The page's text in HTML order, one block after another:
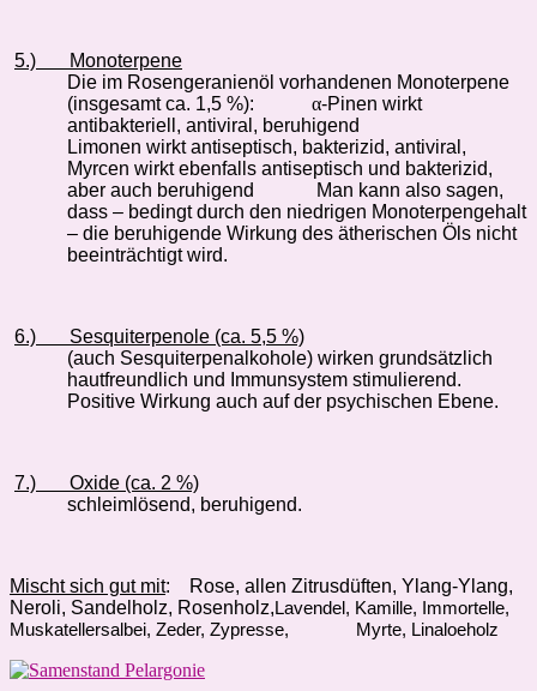
5.)
Monoterpene
Die im Rosengeranienöl vorhandenen Monoterpene
(insgesamt ca. 1,5 %):
α-Pinen wirkt
antibakteriell, antiviral, beruhigend
Limonen wirkt antiseptisch, bakterizid, antiviral,
Myrcen wirkt ebenfalls antiseptisch und bakterizid,
aber auch beruhigend
Man kann also sagen,
dass – bedingt durch den niedrigen Monoterpengehalt
– die beruhigende Wirkung des ätherischen Öls nicht
beeinträchtigt wird.
6.)
Sesquiterpenole (ca. 5,5 %)
(auch Sesquiterpenalkohole) wirken grundsätzlich
hautfreundlich und Immunsystem stimulierend.
Positive Wirkung auch auf der psychischen Ebene.
7.)
Oxide (ca. 2 %)
schleimlösend, beruhigend.
Mischt sich gut mit:
Rose, allen Zitrusdüften, Ylang-Ylang,
Neroli, Sandelholz, Rosenholz, Lavendel, Kamille, Immortelle,
Muskatellersalbei, Zeder, Zypresse,
Myrte, Linaloeholz